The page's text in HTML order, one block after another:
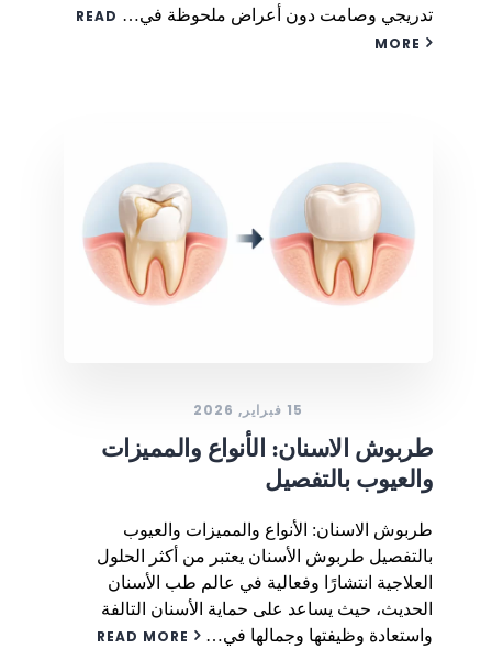
تدريجي وصامت دون أعراض ملحوظة في… READ
MORE
15 فبراير, 2026
طربوش الاسنان: الأنواع والمميزات
والعيوب بالتفصيل
طربوش الاسنان: الأنواع والمميزات والعيوب
بالتفصيل طربوش الأسنان يعتبر من أكثر الحلول
العلاجية انتشارًا وفعالية في عالم طب الأسنان
الحديث، حيث يساعد على حماية الأسنان التالفة
واستعادة وظيفتها وجمالها في…
READ MORE